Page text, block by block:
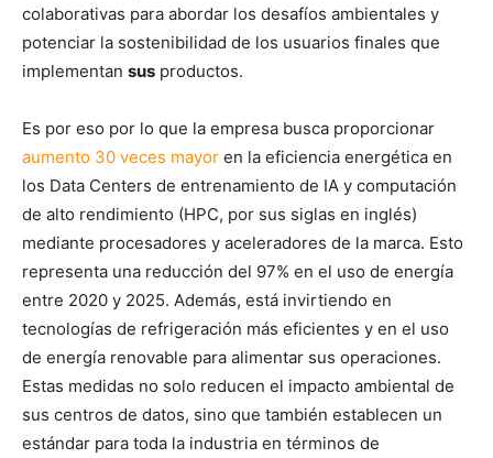
colaborativas para abordar los desafíos ambientales y
potenciar la sostenibilidad de los usuarios finales que
implementan sus productos.
Es por eso por lo que la empresa busca proporcionar
aumento 30 veces mayor en la eficiencia energética en
los Data Centers de entrenamiento de IA y computación
de alto rendimiento (HPC, por sus siglas en inglés)
mediante procesadores y aceleradores de la marca. Esto
representa una reducción del 97% en el uso de energía
entre 2020 y 2025. Además, está invirtiendo en
tecnologías de refrigeración más eficientes y en el uso
de energía renovable para alimentar sus operaciones.
Estas medidas no solo reducen el impacto ambiental de
sus centros de datos, sino que también establecen un
estándar para toda la industria en términos de